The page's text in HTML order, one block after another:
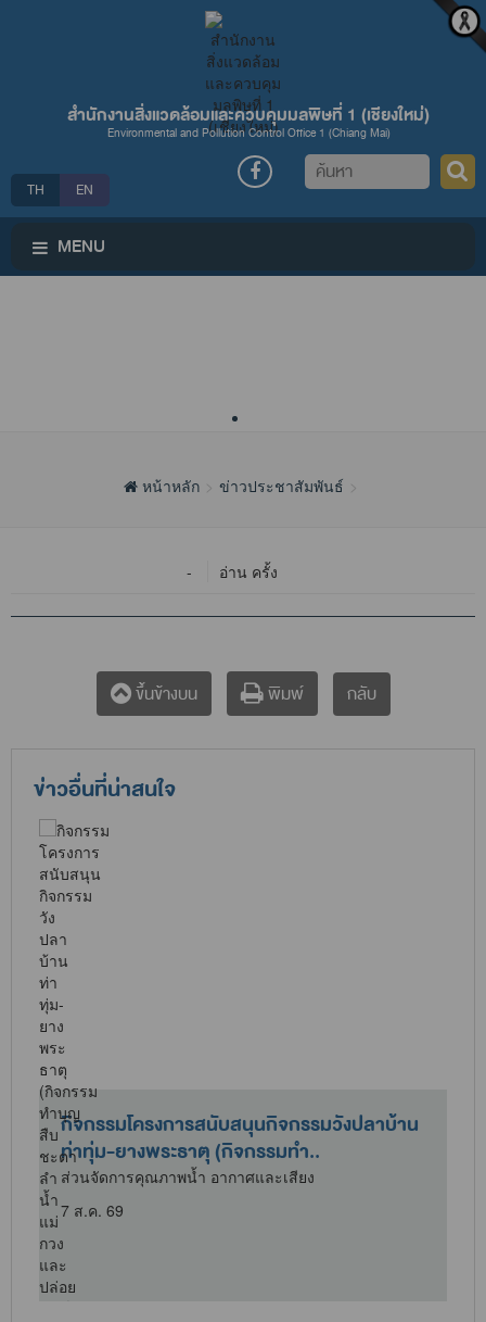
สำนักงานสิ่งแวดล้อมและควบคุมมลพิษที่ 1 (เชียงใหม่่)
Environmental and Pollution Control Office 1 (Chiang Mai)
TH EN
ค้นหา
MENU
หน้าหลัก ข่าวประชาสัมพันธ์
- อ่าน ครั้ง
ขึ้นข้างบน พิมพ์ กลับ
ข่าวอื่นที่น่าสนใจ
กิจกรรมโครงการสนับสนุนกิจกรรมวังปลาบ้าน
ท่าทุ่ม-ยางพระธาตุ (กิจกรรมทำ..
ส่วนจัดการคุณภาพน้ำ อากาศและเสียง
7 ส.ค. 69